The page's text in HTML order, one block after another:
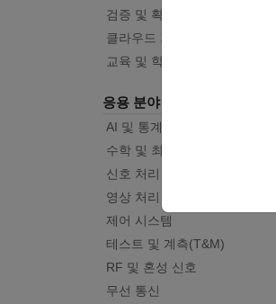
검증 및 확인(V&V), 테스트
클라우드 기능
교육 및 학습
응용 분야
AI 및 통계학
수학 및 최적화
신호 처리
영상 처리 및 컴퓨터 비전
제어 시스템
테스트 및 계측(T&M)
RF 및 혼성 신호
무선 통신